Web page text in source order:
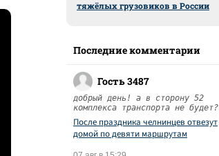
тяжёлых грузовиков в России
Последние комментарии
Гость 3487
добрый день! а в сторону 52
комплекса транспорта не будет?
После праздника челнинцев отвезут
домой по девяти маршрутам